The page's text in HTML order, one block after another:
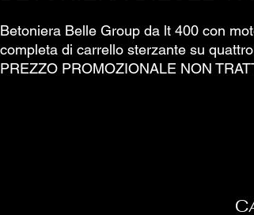
Betoniera Belle Group da lt 400 con
completa di carrello sterzante su
PREZZO PROMOZIONALE NON